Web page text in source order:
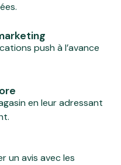
push à l’avance
en leur adressant
un avis avec les